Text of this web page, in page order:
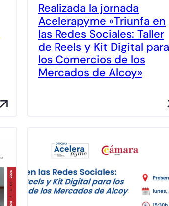
Realizada la jornada
Acelerapyme «Triunfa en
las Redes Sociales: Taller
de Reels y Kit Digital para
los Comercios de los
Mercados de Alcoy»